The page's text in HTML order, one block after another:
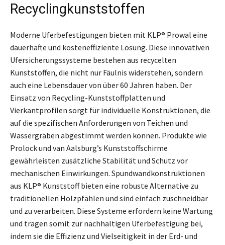
Recyclingkunststoffen
Moderne Uferbefestigungen bieten mit KLP® Prowal eine
dauerhafte und kosteneffiziente Lösung. Diese innovativen
Ufersicherungssysteme bestehen aus recycelten
Kunststoffen, die nicht nur Fäulnis widerstehen, sondern
auch eine Lebensdauer von über 60 Jahren haben. Der
Einsatz von Recycling-Kunststoffplatten und
Vierkantprofilen sorgt für individuelle Konstruktionen, die
auf die spezifischen Anforderungen von Teichen und
Wassergräben abgestimmt werden können. Produkte wie
Prolock und van Aalsburg’s Kunststoffschirme
gewährleisten zusätzliche Stabilität und Schutz vor
mechanischen Einwirkungen. Spundwandkonstruktionen
aus KLP® Kunststoff bieten eine robuste Alternative zu
traditionellen Holzpfählen und sind einfach zuschneidbar
und zu verarbeiten. Diese Systeme erfordern keine Wartung
und tragen somit zur nachhaltigen Uferbefestigung bei,
indem sie die Effizienz und Vielseitigkeit in der Erd- und